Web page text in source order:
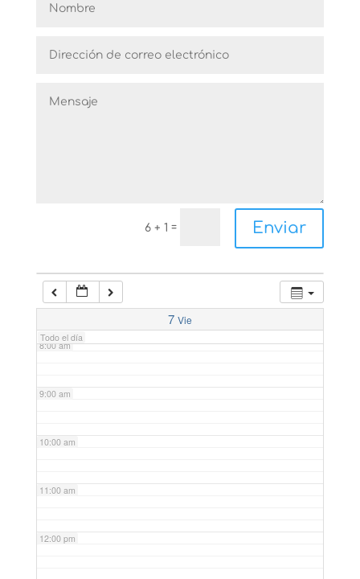
6 + 1 = Enviar
7 Vie
Todo el día
1:00 am
2:00 am
3:00 am
7:00 am
8:00 am
9:00 am
10:00 am
11:00 am
12:00 pm